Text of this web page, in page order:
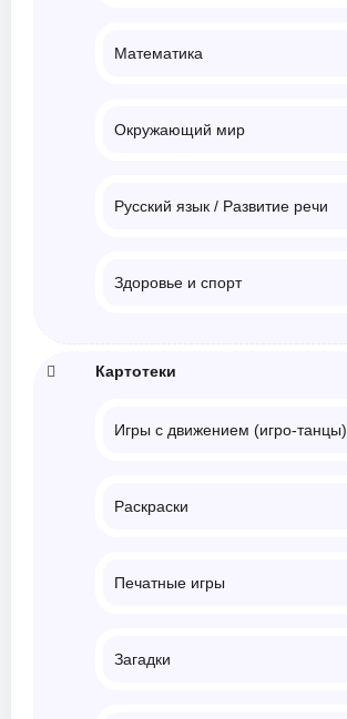
Математика
Окружающий мир
Русский язык / Развитие речи
Здоровье и спорт
Картотеки
Игры с движением (игро-танцы)
Раскраски
Печатные игры
Загадки